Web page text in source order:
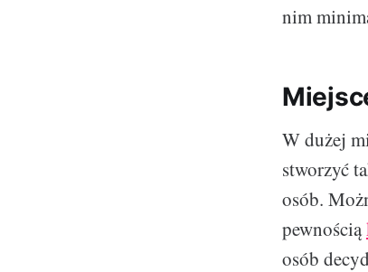
nim
W dużej
stworzyć
osób.
pewnością
osób